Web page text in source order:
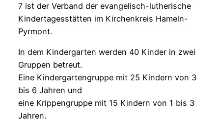
7 ist der Verband der evangelisch-lutherische
Kindertagesstätten im Kirchenkreis Hameln-
Pyrmont.
In dem Kindergarten werden 40 Kinder in zwei
Gruppen betreut.
Eine Kindergartengruppe mit 25 Kindern von 3
bis 6 Jahren und
eine Krippengruppe mit 15 Kindern von 1 bis 3
Jahren.